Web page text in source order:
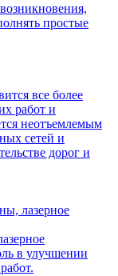
простые
все более
работ и
неотъемлемым
сетей и
дорог и
лазерное
в улучшении